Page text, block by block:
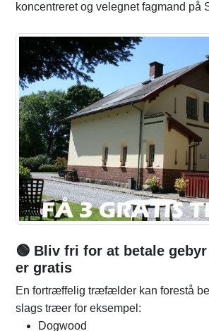
koncentreret og velegnet fagmand på
🟢 Bliv fri for at betale
er gratis
En fortræffelig træfælder kan forestå
slags træer for eksempel:
Dogwood